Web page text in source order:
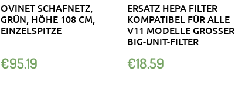
OVINET SCHAFNETZ,
GRÜN, HÖHE 108 CM,
EINZELSPITZE
€95.19
ERSATZ HEPA FILTER
KOMPATIBEL FÜR ALLE
V11 MODELLE GROSSER B
IG-UNIT-FILTER
€18.59